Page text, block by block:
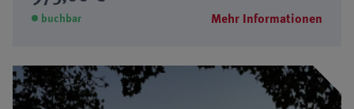
buchbar Mehr Informationen